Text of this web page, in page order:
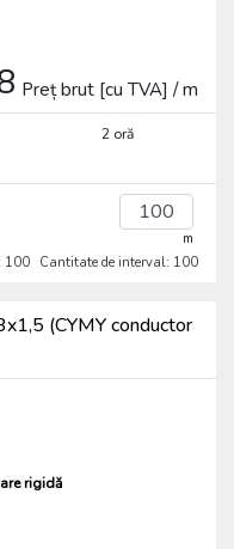
Preț brut [cu TVA] / m
2 oră
m
100 Cantitate de interval: 100
(CYMY conductor
rigidă